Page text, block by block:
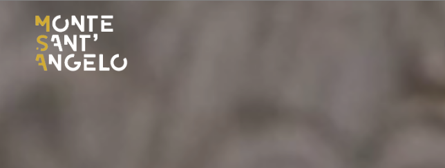
al
contenuto